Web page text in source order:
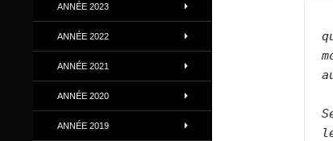
ANNÉE 2023
ANNÉE 2022
ANNÉE 2021
ANNÉE 2020
ANNÉE 2019